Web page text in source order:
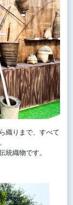
織りまで、すべて
統織物です。